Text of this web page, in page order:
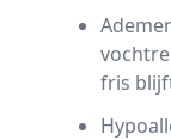
fris